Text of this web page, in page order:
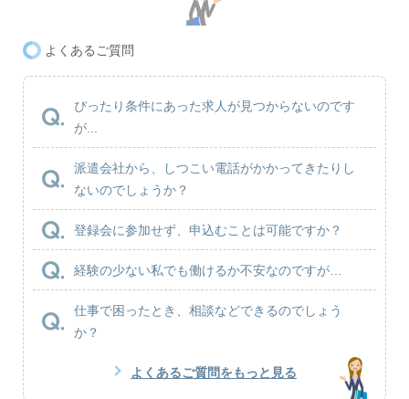
よくあるご質問
ぴったり条件にあった求人が見つからないのです
が...
派遣会社から、しつこい電話がかかってきたりし
ないのでしょうか？
登録会に参加せず、申込むことは可能ですか？
経験の少ない私でも働けるか不安なのですが…
仕事で困ったとき、相談などできるのでしょう
か？
よくあるご質問をもっと見る